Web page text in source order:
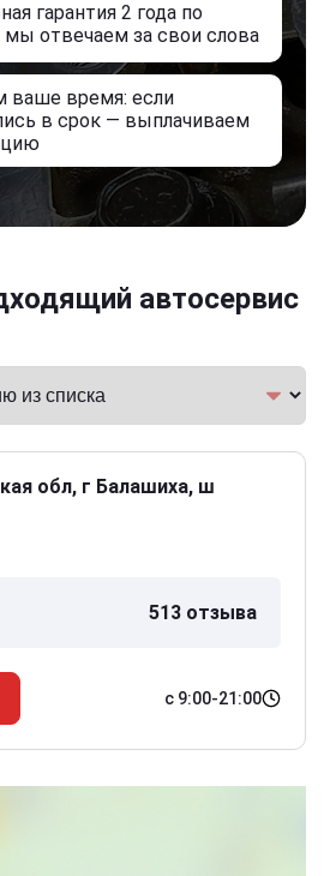
гарантия 2 года по
мы отвечаем за свои слова
ваше время: если
в срок — выплачиваем
автосервис
обл, г Балашиха, ш
513 отзыва
с 9:00-21:00